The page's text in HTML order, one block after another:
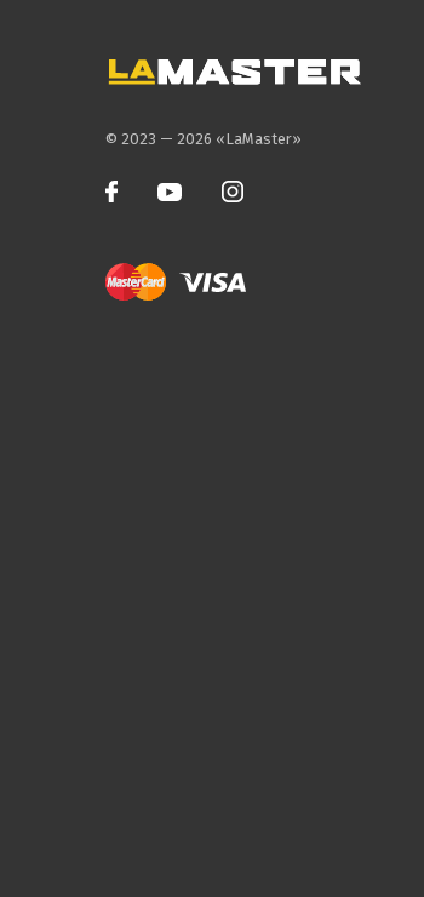
© 2023 — 2026 «LaMaster»